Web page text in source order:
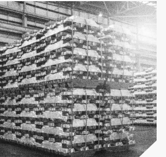
شرکت
سالکو